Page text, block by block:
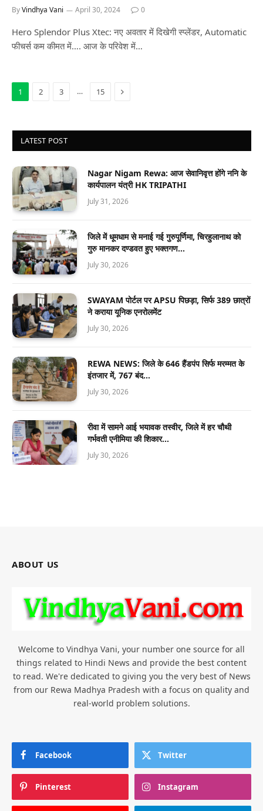
ByVindhya Vani April 30, 2024 0
Hero Splendor Plus Xtec: नए अवतार में दिखेगी स्प्लेंडर, Automatic
फीचर्स कम कीमत में…. आज के परिवेश में…
1 2 3 … 15 Next
LATEST POST
Nagar Nigam Rewa: आज सेवानिवृत्त होंगे ननि के
कार्यपालन यंत्री HK TRIPATHI
July 31, 2026
जिले में धूमधाम से मनाई गई गुरुपूर्णिमा, चिरहुलानाथ को
गुरु मानकर दण्डवत हुए भक्तगण…
July 30, 2026
SWAYAM पोर्टल पर APSU पिछड़ा, सिर्फ 389 छात्रों
ने कराया यूनिक एनरोलमेंट
July 30, 2026
REWA NEWS: जिले के 646 हैंडपंप सिर्फ मरम्मत के
इंतजार में, 767 बंद…
July 30, 2026
रीवा में सामने आई भयावक तस्वीर, जिले में हर चौथी
गर्भवती एनीमिया की शिकार…
July 30, 2026
ABOUT US
Welcome to Vindhya Vani, your number one source for all
things related to Hindi News and provide the best content
to read. We're dedicated to giving you the very best of News
from our Rewa Madhya Pradesh with a focus on quality and
real-world problem solutions.
Facebook Twitter
Pinterest Instagram